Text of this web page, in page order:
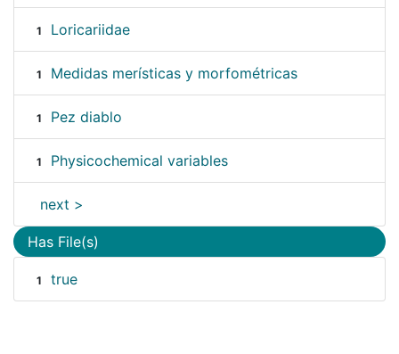
1 Loricariidae
1 Medidas merísticas y morfométricas
1 Pez diablo
1 Physicochemical variables
next >
Has File(s)
1 true